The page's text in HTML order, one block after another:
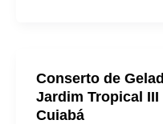
Conserto de
Jardim Tropical
Cuiabá